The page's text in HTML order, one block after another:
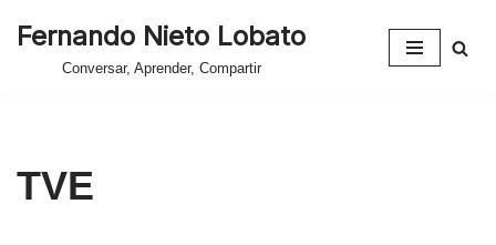
Fernando Nieto Lobato
Conversar, Aprender, Compartir
TVE